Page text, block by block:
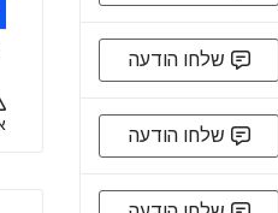
שלחו הודעה
שלחו הודעה